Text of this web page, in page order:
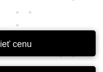
cenu